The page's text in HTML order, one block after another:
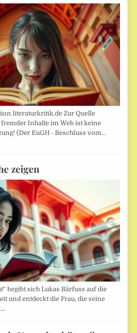
literaturkritik.de Zur Quelle
Inhalte im Web ist keine
(Der EuGH - Beschluss vom…
zeigen
begibt sich Lukas Bärfuss auf die
und entdeckt die Frau, die seine